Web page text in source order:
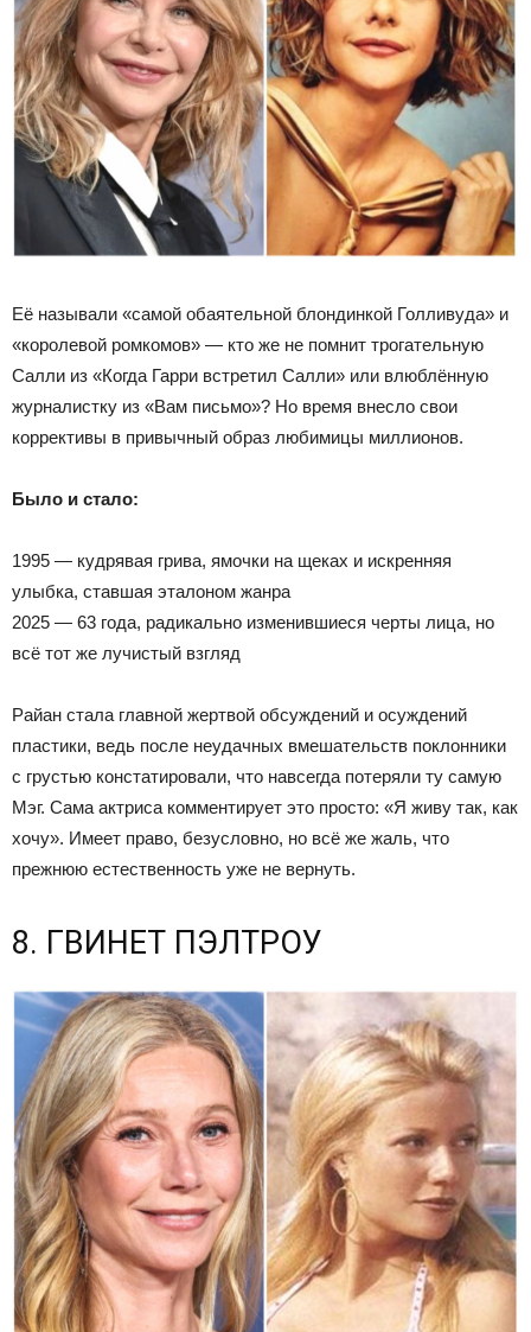
Её называли «самой обаятельной блондинкой Голливуда» и
«королевой ромкомов» — кто же не помнит трогательную
Салли из «Когда Гарри встретил Салли» или влюблённую
журналистку из «Вам письмо»? Но время внесло свои
коррективы в привычный образ любимицы миллионов.
Было и стало:
1995 — кудрявая грива, ямочки на щеках и искренняя
улыбка, ставшая эталоном жанра
2025 — 63 года, радикально изменившиеся черты лица, но
всё тот же лучистый взгляд
Райан стала главной жертвой обсуждений и осуждений
пластики, ведь после неудачных вмешательств поклонники
с грустью констатировали, что навсегда потеряли ту самую
Мэг. Сама актриса комментирует это просто: «Я живу так, как
хочу». Имеет право, безусловно, но всё же жаль, что
прежнюю естественность уже не вернуть.
8. ГВИНЕТ ПЭЛТРОУ